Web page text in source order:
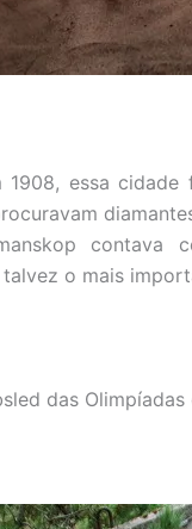
1908, essa
contava
o mais
das